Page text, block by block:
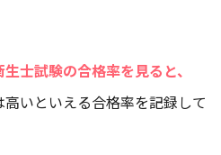
士試験の合格率を見ると、
いといえる合格率を記録して